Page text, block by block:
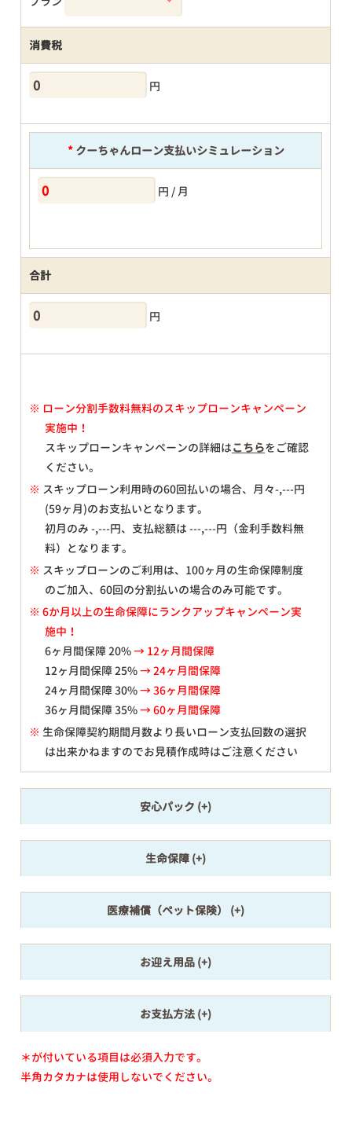
消費税
円
*クーちゃんローン支払いシミュレーション
円 / 月
合計
円
※ ローン分割手数料無料のスキップローンキャンペーン
実施中！
スキップローンキャンペーンの詳細はこちらをご確認
ください。
※ スキップローン利用時の60回払いの場合、月々-,---円
(59ヶ月)のお支払いとなります。
初月のみ-,---円、支払総額は---,---円（金利手数料無
料）となります。
※ スキップローンのご利用は、100ヶ月の生命保障制度
のご加入、60回の分割払いの場合のみ可能です。
※ 6か月以上の生命保障にランクアップキャンペーン実
施中！
6ヶ月間保障 20%→ 12ヶ月間保障
12ヶ月間保障 25%→ 24ヶ月間保障
24ヶ月間保障 30%→ 36ヶ月間保障
36ヶ月間保障 35%→ 60ヶ月間保障
※ 生命保障契約期間月数より長いローン支払回数の選択
は出来かねますのでお見積作成時はご注意ください
安心パック
生命保障
医療補償（ペット保険）
お迎え用品
お支払方法
＊が付いている項目は必須入力です。
半角カタカナは使用しないでください。